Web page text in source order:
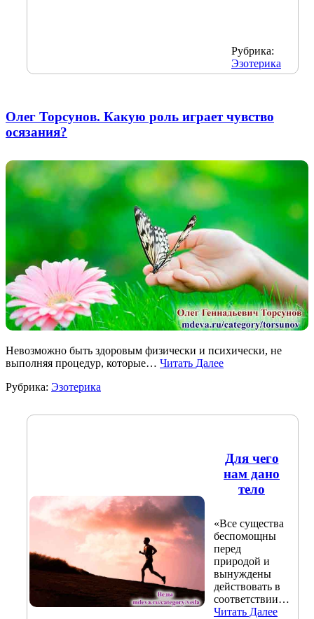
Рубрика:
Эзотерика
Олег Торсунов. Какую роль играет чувство
осязания?​
Невозможно быть здоровым физически и психически, не
выполняя процедур, которые… Читать Далее
Рубрика: Эзотерика
Для чего
нам дано
тело
«Все существа
беспомощны
перед
природой и
вынуждены
действовать в
соответствии…
Читать Далее